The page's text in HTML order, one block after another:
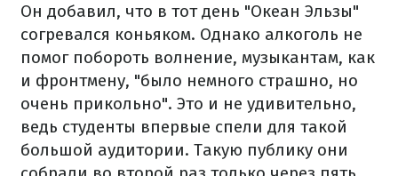
Он добавил, что в тот день "Океан Эльзы"
согревался коньяком. Однако алкоголь не
помог побороть волнение, музыкантам, как
и фронтмену, "было немного страшно, но
очень прикольно". Это и не удивительно,
ведь студенты впервые спели для такой
большой аудитории. Такую публику они